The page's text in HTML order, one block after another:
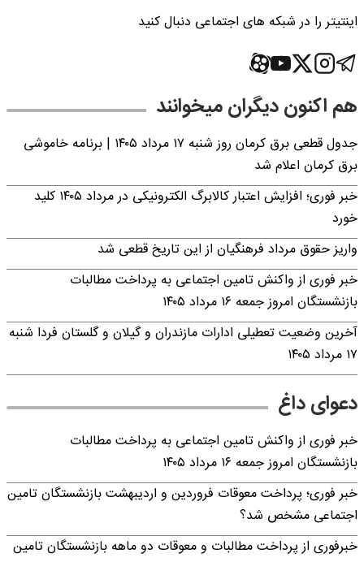
اینتیتر را در شبکه های اجتماعی دنبال کنید
هم اکنون دیگران میخوانند
جدول قطعی برق کرمان روز شنبه ۱۷ مرداد ۱۴۰۵ | برنامه خاموشی
برق کرمان اعلام شد
خبر فوری؛ افزایش اعتبار کالابرگ الکترونیکی در مرداد ۱۴۰۵ کلید
خورد
واریز حقوق مرداد فرهنگیان از این تاریخ قطعی شد
خبر فوری از واکنش تامین اجتماعی به پرداخت مطالبات
بازنشستگان امروز جمعه ۱۶ مرداد ۱۴۰۵
آخرین وضعیت تعطیلی ادارات مازندران و گیلان و گلستان فردا شنبه
۱۷ مرداد ۱۴۰۵
دعوای داغ
خبر فوری از واکنش تامین اجتماعی به پرداخت مطالبات
بازنشستگان امروز جمعه ۱۶ مرداد ۱۴۰۵
خبر فوری؛ پرداخت معوقات فروردین و اردیبهشت بازنشستگان تامین
اجتماعی مشخص شد؟
خبرفوری از پرداخت مطالبات و معوقات دو ماهه بازنشستگان تامین